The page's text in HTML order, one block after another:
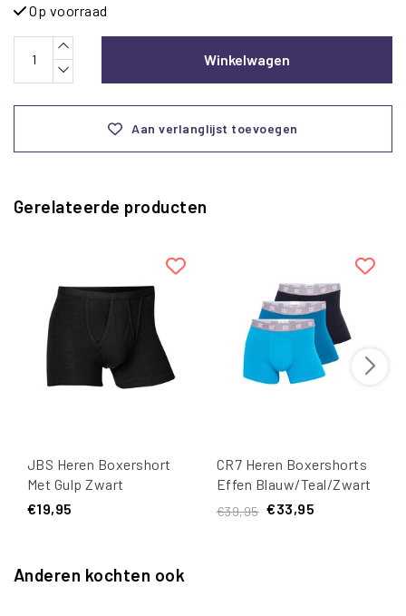
Op voorraad
Winkelwagen
Aan verlanglijst toevoegen
Gerelateerde producten
JBS Heren Boxershort
Met Gulp Zwart
€19,95
CR7 Heren Boxershorts
Effen Blauw/Teal/Zwart
3-Pack
€39,95 €33,95
Anderen kochten ook